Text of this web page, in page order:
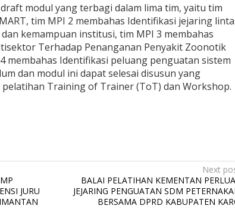
modul yang terbagi dalam lima tim, yaitu tim
tim MPI 2 membahas Identifikasi jejaring
kemampuan institusi, tim MPI 3 membahas
Terhadap Penanganan Penyakit Zoonotik
membahas Identifikasi peluang penguatan sistem
dan modul ini dapat selesai disusun yang
Training of Trainer (ToT) dan Workshop.
JURU
Next
BALAI PELATIHAN KEMENTAN
JEJARING PENGUATAN SDM
BERSAMA DPRD KABUPATEN